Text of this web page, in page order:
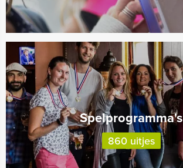
Spelprogramma's
860 uitjes